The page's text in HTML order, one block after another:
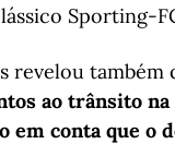
Sporting-
revelou também
ao trânsito na
em conta que o